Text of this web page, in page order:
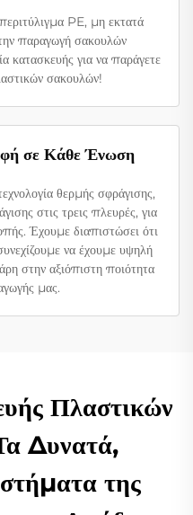
PE, μη εκτατά
παραγωγή σακουλών
κατασκευής για να παράγετε
σακουλών!
σε Κάθε Ένωση
θερμής σφράγισης,
στις τρεις πλευρές, για
Έχουμε διαπιστώσει ότι
να έχουμε υψηλή
στην αξιόπιστη ποιότητα
μας.
Πλαστικών
Δυνατά,
της